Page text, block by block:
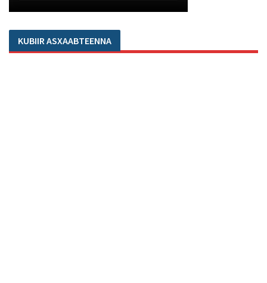
KUBIIR ASXAABTEENNA